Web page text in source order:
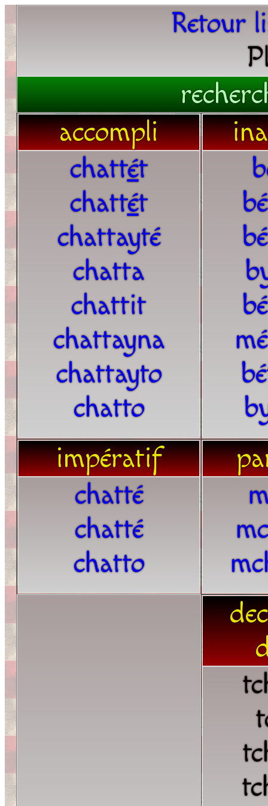
Retour
accompli
chattét
chattét
chattayté
chatta
chattit
chattayna
chattayto
chatto
impératif
chatté
chatté
chatto